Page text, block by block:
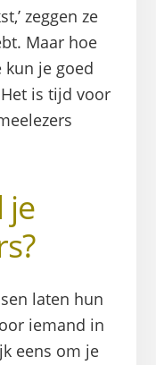
zeggen ze
Maar hoe
kun je goed
is tijd voor
je
laten hun
iemand in
eens om je